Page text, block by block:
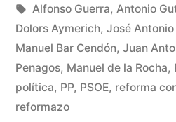
por
Rivas
Álvarez
en
Etiquetas:
Alfonso Guerra, Antonio
Dolors Aymerich, José
Manuel Bar Cendón, Juan
Penagos, Manuel de la Rocha,
política, PP, PSOE, reforma
reformazo